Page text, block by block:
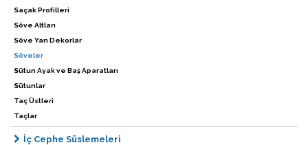
Saçak Profilleri
Söve Altları
Söve Yan Dekorlar
Söveler
Sütun Ayak ve Baş Aparatları
Sütunlar
Taç Üstleri
Taçlar
İç Cephe Süslemeleri